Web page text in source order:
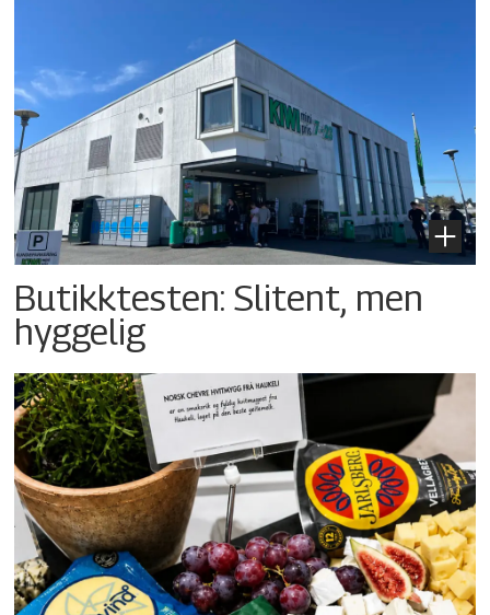
Butikktesten: Slitent, men
hyggelig